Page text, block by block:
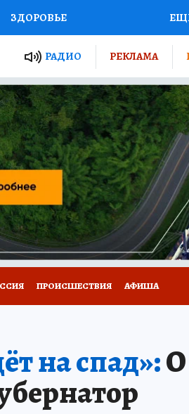
ЗДОРОВЬЕ
РОССИИ
ПУТЕВОДИТЕЛЬ
ТУРИЗМ
ПОТРЕБИТЕЛЯ ВСЕ О КП
РАДИО РЕКЛАМА
ПРОИСШЕСТВИЯ АФИША
на спад»:О